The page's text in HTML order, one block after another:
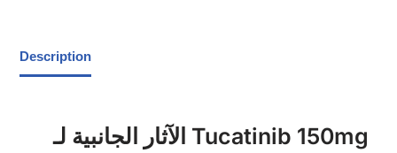
Description
الآثار الجانبية لـ Tucatinib 150mg